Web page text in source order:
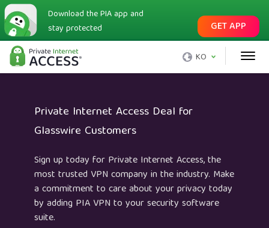
Download the PIA app and
stay protected
GET APP
KO
Private Internet Access Deal for
Glasswire Customers
Sign up today for Private Internet Access, the
most trusted VPN company in the industry. Make
a commitment to care about your privacy today
by adding PIA VPN to your security software
suite.